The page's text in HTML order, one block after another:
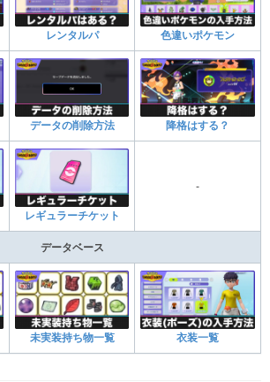
レンタルパ 色違いポケモン
データの削除方法 降格はする？
レギュラーチケット
-
データベース
未実装持ち物一覧 衣装一覧